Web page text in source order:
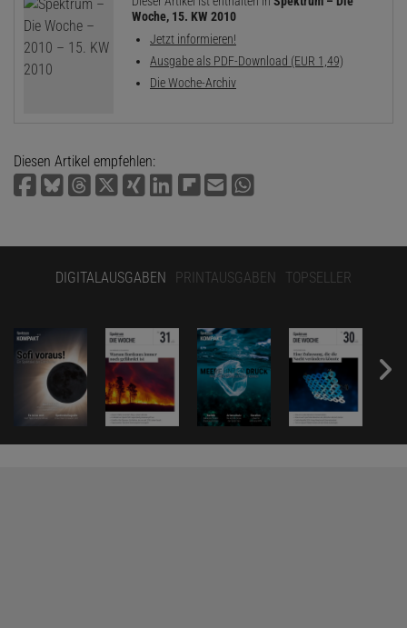
Woche, 15. KW 2010
Jetzt informieren!
Ausgabe als PDF-Download (EUR 1,49)
Die Woche-Archiv
Diesen Artikel empfehlen:
DIGITALAUSGABEN PRINTAUSGABEN TOPSELLER